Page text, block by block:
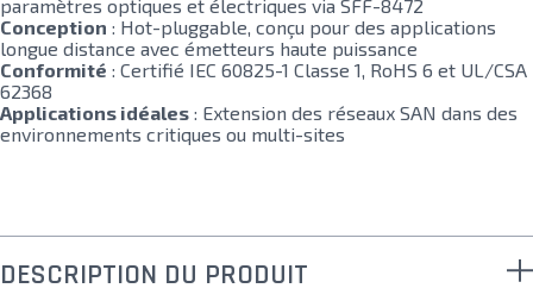
paramètres optiques et électriques via SFF-8472
Conception : Hot-pluggable, conçu pour des applications
longue distance avec émetteurs haute puissance
Conformité : Certifié IEC 60825-1 Classe 1, RoHS 6 et UL/CSA
62368
Applications idéales : Extension des réseaux SAN dans des
environnements critiques ou multi-sites
DESCRIPTION DU PRODUIT